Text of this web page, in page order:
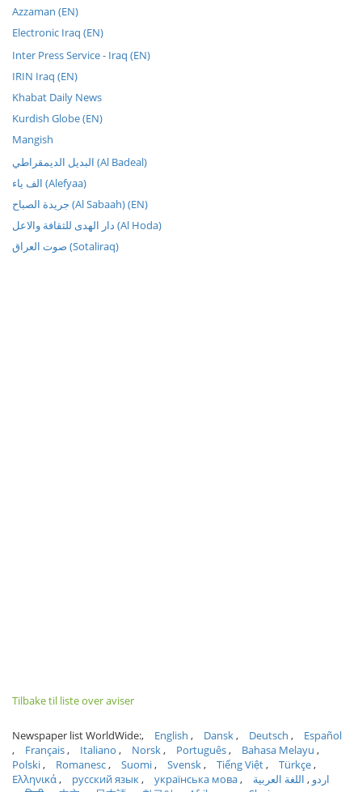
Azzaman (EN)
Electronic Iraq (EN)
Inter Press Service - Iraq (EN)
IRIN Iraq (EN)
Khabat Daily News
Kurdish Globe (EN)
Mangish
البديل الديمقراطي (Al Badeal)
الف ياء (Alefyaa)
جريدة الصباح (Al Sabaah) (EN)
دار الهدى للثقافة والاعل (Al Hoda)
صوت العراق (Sotaliraq)
Tilbake til liste over aviser
Newspaper list WorldWide: English Dansk Deutsch
Español
Français
Italiano Norsk Português
Bahasa Melayu
Polski
Romanesc Suomi Svensk Tiếng Việt
Türkçe
Ελληνικά
русский язык українська мова اردو
اللغة العربية